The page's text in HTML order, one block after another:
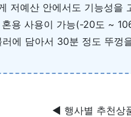
저예산 안에서도 기능성
용 사용이 가능(-20도 ~
에 담아서 30분 정도 뚜
◀ 행사별 추천상